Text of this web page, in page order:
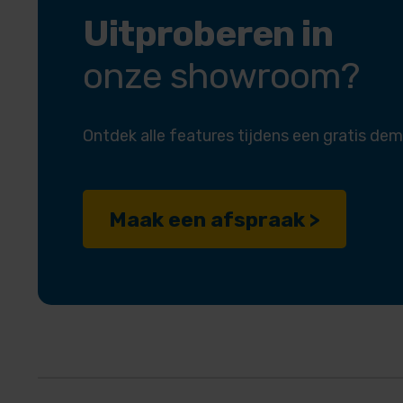
Uitproberen in
onze showroom?
Ontdek alle features tijdens een gratis
Maak een afspraak >